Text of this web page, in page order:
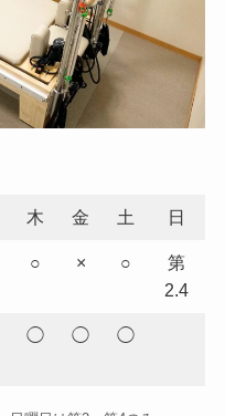
木 金 土 日
○ × ○
第
2.4
◯ ◯ ◯